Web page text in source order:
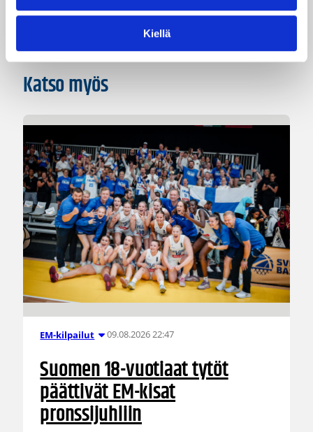
Kiellä
Katso myös
EM-kilpailut 09.08.2026 22:47
Suomen 18-vuotiaat tytöt
päättivät EM-kisat
pronssijuhliin